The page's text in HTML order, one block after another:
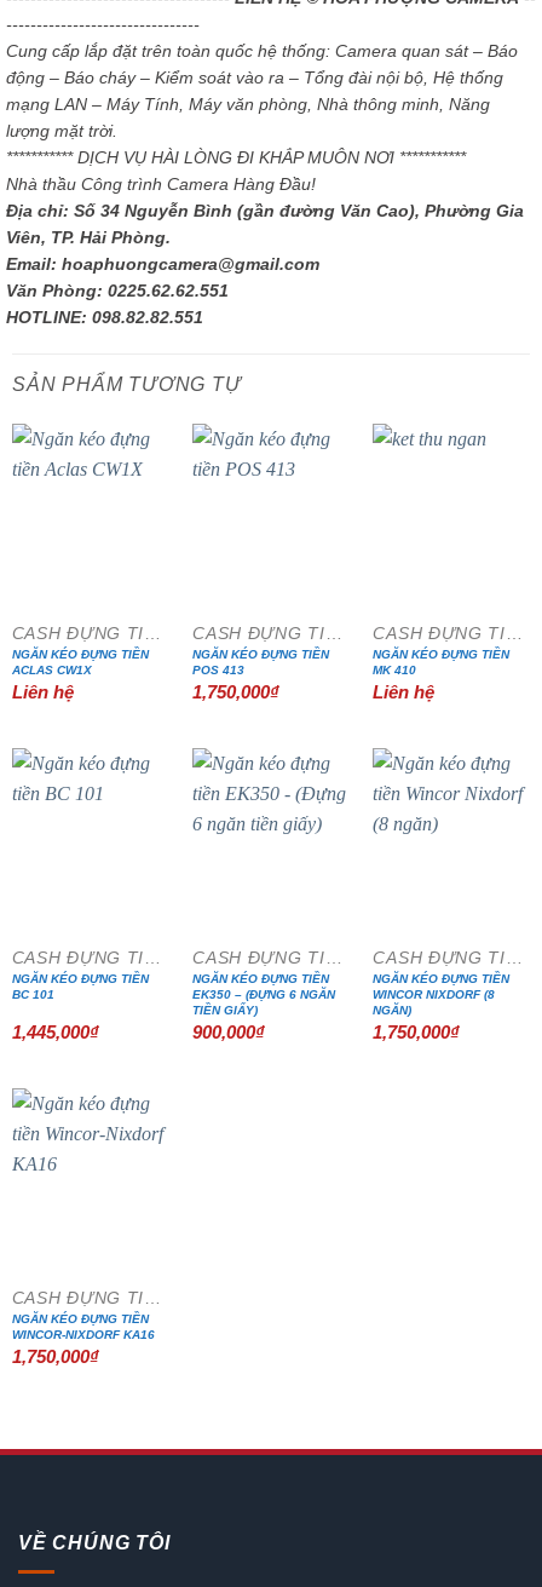
--------------------------------
Cung cấp lắp đặt trên toàn quốc hệ thống: Camera quan sát – Báo
động – Báo cháy – Kiểm soát vào ra – Tổng đài nội bộ, Hệ thống
mạng LAN – Máy Tính, Máy văn phòng, Nhà thông minh, Năng
lượng mặt trời.
*********** DỊCH VỤ HÀI LÒNG ĐI KHẮP MUÔN NƠI ***********
Nhà thầu Công trình Camera Hàng Đầu!
Địa chỉ: Số 34 Nguyễn Bình (gần đường Văn Cao), Phường Gia
Viên, TP. Hải Phòng.
Email: hoaphuongcamera@gmail.com
Văn Phòng: 0225.62.62.551
HOTLINE: 098.82.82.551
SẢN PHẨM TƯƠNG TỰ
CASH ĐỰNG TIỀN
NGĂN KÉO ĐỰNG TIỀN
ACLAS CW1X
Liên hệ
CASH ĐỰNG TIỀN
NGĂN KÉO ĐỰNG TIỀN
POS 413
1,750,000₫
CASH ĐỰNG TIỀN
NGĂN KÉO ĐỰNG TIỀN
MK 410
Liên hệ
CASH ĐỰNG TIỀN
NGĂN KÉO ĐỰNG TIỀN
BC 101
1,445,000₫
CASH ĐỰNG TIỀN
NGĂN KÉO ĐỰNG TIỀN
EK350 – (ĐỰNG 6 NGĂN
TIỀN GIẤY)
900,000₫
CASH ĐỰNG TIỀN
NGĂN KÉO ĐỰNG TIỀN
WINCOR NIXDORF (8
NGĂN)
1,750,000₫
CASH ĐỰNG TIỀN
NGĂN KÉO ĐỰNG TIỀN
WINCOR-NIXDORF KA16
1,750,000₫
VỀ CHÚNG TÔI